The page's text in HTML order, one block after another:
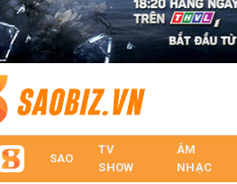
SAO
TV
SHOW
ÂM
NHẠC